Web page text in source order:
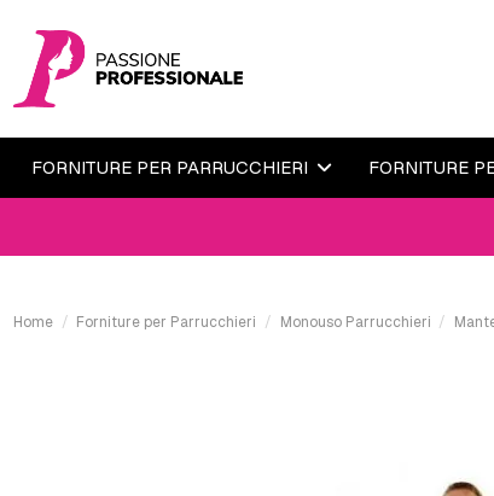
FORNITURE PER PARRUCCHIERI FORNITURE
Home Forniture per Parrucchieri Monouso Parrucchieri